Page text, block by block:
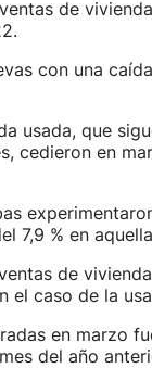
de
con una
usada, que
cedieron en
7,9 % en
de
el caso de la
en marzo
del año